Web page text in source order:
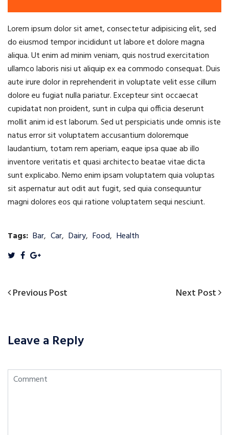
Lorem ipsum dolor sit amet, consectetur adipisicing elit, sed
do eiusmod tempor incididunt ut labore et dolore magna
aliqua. Ut enim ad minim veniam, quis nostrud exercitation
ullamco laboris nisi ut aliquip ex ea commodo consequat. Duis
aute irure dolor in reprehenderit in voluptate velit esse cillum
dolore eu fugiat nulla pariatur. Excepteur sint occaecat
cupidatat non proident, sunt in culpa qui officia deserunt
mollit anim id est laborum. Sed ut perspiciatis unde omnis iste
natus error sit voluptatem accusantium doloremque
laudantium, totam rem aperiam, eaque ipsa quae ab illo
inventore veritatis et quasi architecto beatae vitae dicta
sunt explicabo. Nemo enim ipsam voluptatem quia voluptas
sit aspernatur aut odit aut fugit, sed quia consequuntur
magni dolores eos qui ratione voluptatem sequi nesciunt.
Tags: Bar, Car, Dairy, Food, Health
Post
Previous
Previous Post
Next
Next Post
Leave a Reply